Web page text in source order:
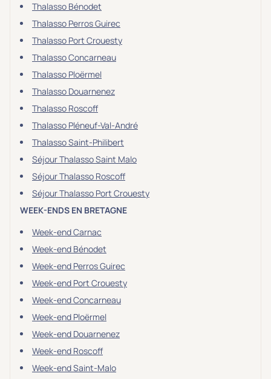
Thalasso Bénodet
Thalasso Perros Guirec
Thalasso Port Crouesty
Thalasso Concarneau
Thalasso Ploërmel
Thalasso Douarnenez
Thalasso Roscoff
Thalasso Pléneuf-Val-André
Thalasso Saint-Philibert
Séjour Thalasso Saint Malo
Séjour Thalasso Roscoff
Séjour Thalasso Port Crouesty
WEEK-ENDS EN BRETAGNE
Week-end Carnac
Week-end Bénodet
Week-end Perros Guirec
Week-end Port Crouesty
Week-end Concarneau
Week-end Ploërmel
Week-end Douarnenez
Week-end Roscoff
Week-end Saint-Malo